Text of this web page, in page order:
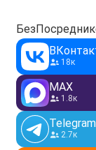
18к
MAX
1.8к
Telegram
2.7к